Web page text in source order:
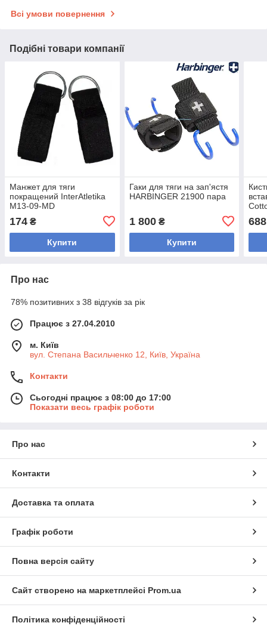
Всі умови повернення
Подібні товари компанії
Манжет для тяги
покращений InterAtletika
M13-09-MD
174 ₴
Купити
Гаки для тяги на зап'ястя
HARBINGER 21900 пара
1 800₴
Купити
688
Про нас
78% позитивних з 38 відгуків за рік
Працює з 27.04.2010
м. Київ
вул. Степана Васильченко 12, Київ, Україна
Контакти
Сьогодні працює з 08:00 до 17:00
Показати весь графік роботи
Про нас
Контакти
Доставка та оплата
Графік роботи
Повна версія сайту
Сайт створено на маркетплейсі Prom.ua
Політика конфіденційності